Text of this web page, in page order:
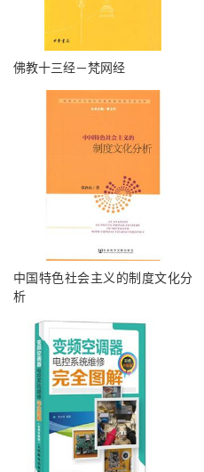
佛教十三经－梵网经
中国特色社会主义的制度文化分
析